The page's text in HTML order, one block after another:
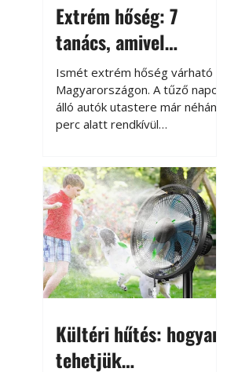
Extrém hőség: 7
tanács, amivel
megóvhatjuk
autónkat a nyári
károktól
Ismét extrém hőség várható
Magyarországon. A tűző napon
álló autók utastere már néhány
perc alatt rendkívül
megközelítheti. Ez nemcsak a
beszállást teszi kellemetlenné,
hanem az autó állapotára és a
benne hagyott tárgyakra is
káros hatással lehet. Néhány
egyszerű óvintézkedéssel
azonban jelentősen
csökkenthetjük a hőség káros
Kültéri hűtés: hogyan
tehetjük